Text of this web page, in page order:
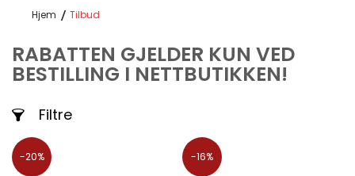
Hjem Tilbud
RABATTEN GJELDER KUN VED
BESTILLING I NETTBUTIKKEN!
Filtre
-20% -16%